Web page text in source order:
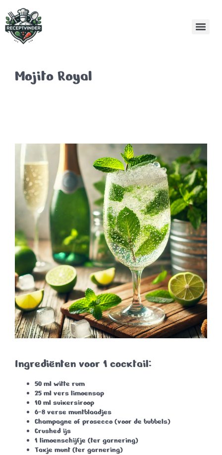
Mojito Royal
Ingrediënten voor 1 cocktail:
50 ml witte rum
25 ml vers limoensap
10 ml suikersiroop
6-8 verse muntblaadjes
Champagne of prosecco(voor de bubbels)
Crushed ijs
1 limoenschijfje (ter garnering)
Takje munt (ter garnering)